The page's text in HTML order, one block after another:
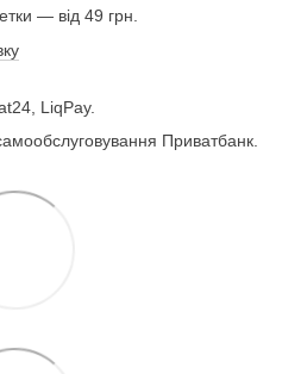
— від 49 грн.
LiqPay.
Приватбанк.